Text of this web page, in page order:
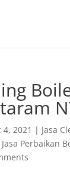
4, 2021 | Jasa
Jasa Perbaikan